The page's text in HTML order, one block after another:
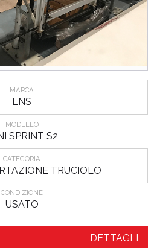
MARCA
LNS
MODELLO
SPRINT S2
CATEGORIA
TRUCIOLO
CONDIZIONE
USATO
DETTAGLI